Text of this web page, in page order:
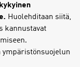
Huolehditaan siitä,
kannustavat
ympäristönsuojelun